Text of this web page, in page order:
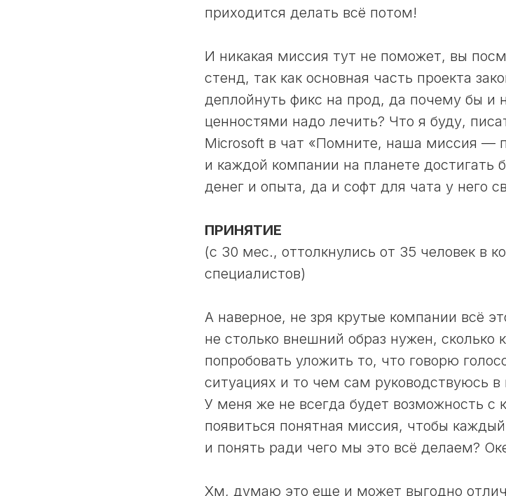
приходится делать всё потом!
И никакая миссия тут не поможет, вы
стенд, так как основная часть проекта
деплойнуть фикс на прод, да почему бы и
ценностями надо лечить? Что я буду,
Microsoft в чат «Помните, наша миссия —
и каждой компании на планете достигать
денег и опыта, да и софт для чата у него
ПРИНЯТИЕ
(с 30 мес., оттолкнулись от 35 человек в
специалистов)
А наверное, не зря крутые компании всё
не столько внешний образ нужен, сколько
попробовать уложить то, что говорю
ситуациях и то чем сам руководствуюсь
У меня же не всегда будет возможность
появиться понятная миссия, чтобы
и понять ради чего мы это всё делаем?
Хм, думаю это еще и может выгодно